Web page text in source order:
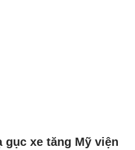
gục xe tăng Mỹ viện